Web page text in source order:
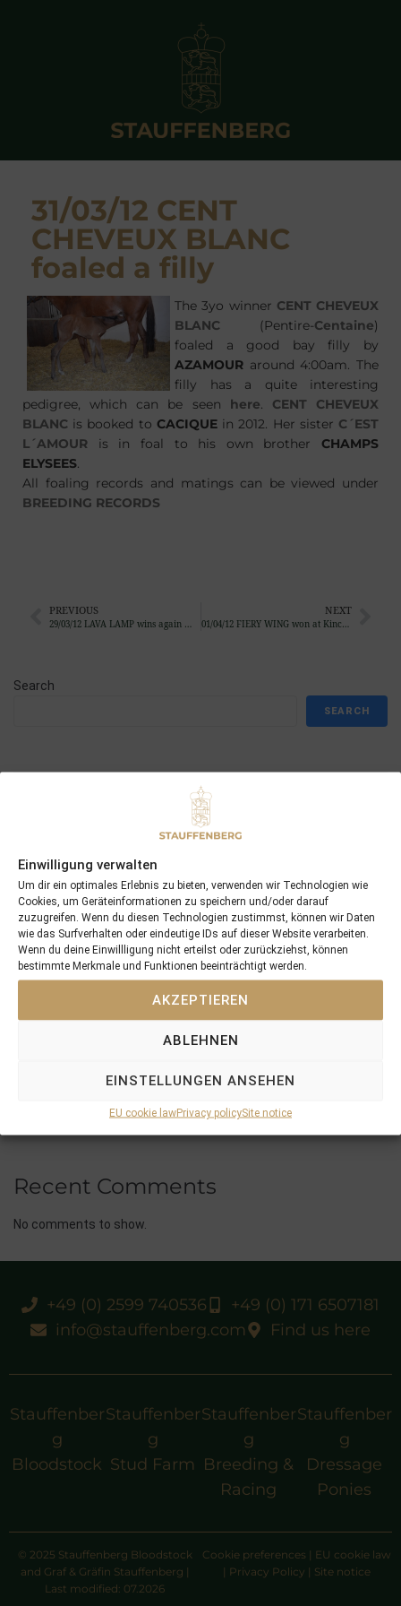
Einwilligung verwalten
Um dir ein optimales Erlebnis zu bieten, verwenden wir Technologien wie
Cookies, um Geräteinformationen zu speichern und/oder darauf
zuzugreifen. Wenn du diesen Technologien zustimmst, können wir Daten
wie das Surfverhalten oder eindeutige IDs auf dieser Website verarbeiten.
Wenn du deine Einwillligung nicht erteilst oder zurückziehst, können
bestimmte Merkmale und Funktionen beeinträchtigt werden.
AKZEPTIEREN
ABLEHNEN
EINSTELLUNGEN ANSEHEN
EU cookie lawPrivacy policySite notice
31/03/12 CENT
CHEVEUX BLANC
foaled a filly
The 3yo winner CENT CHEVEUX
BLANC (Pentire-Centaine)
foaled a good bay filly by
AZAMOUR around 4:00am. The
filly has a quite interesting
pedigree, which can be seen here. CENT CHEVEUX
BLANC is booked to CACIQUEin 2012. Her sister C´EST
L´AMOUR is in foal to his own brother CHAMPS
ELYSEES.
All foaling records and matings can be viewed under
BREEDING RECORDS
PREVIOUS
29/03/12 LAVA LAMP wins again …
NEXT
01/04/12 FIERY WING won at Kincsem Park
Search
SEARCH
18/07/26 Symbol of Honour delivers a brilliant success in the
Hackwood Stakes, Gr.3
2026 is already proofing to become a fantastic year for
Stauffenberg Bloodstock and it’s team
14/07/26 Maltese Cross Crowns A Remarkable Journey With
Group 1 Glory In Paris
12/07/26 3yo Salonglaenzende Impressive In BBAG Diana Trial
And Now One Of The Leading Fillies For The German Oaks
10/07/26 Flora Of Bermuda Victorious In Gr.3 Summer Stakes At
Recent Comments
No comments to show.
+49 (0) 2599 740536
+49 (0) 171 6507181
info@stauffenberg.com
Find us here
Stauffenber
g
Bloodstock
Stauffenber
g
Stud Farm
Stauffenber
g
Breeding &
Racing
Stauffenber
g
Dressage
Ponies
© 2025 Stauffenberg Bloodstock
and Graf & Gräfin Stauffenberg |
Last modified: 07.2026
Cookie preferences | EU cookie law
| Privacy Policy | Site notice